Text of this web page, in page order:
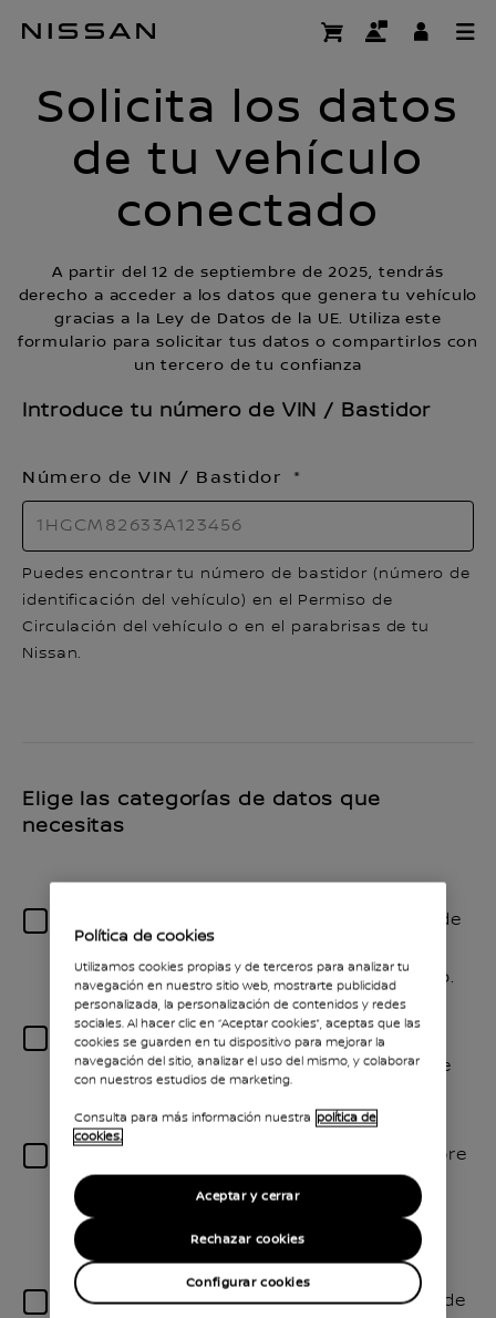
principal
Solicita los
Solicita los datos
de tu vehículo
conectado
A partir del 12 de septiembre de 2025, tendrás
derecho a acceder a los datos que genera tu vehículo
gracias a la Ley de Datos de la UE. Utiliza este
formulario para solicitar tus datos o compartirlos con
un tercero de tu confianza
Introduce tu número de VIN / Bastidor
Número de VIN / Bastidor
Puedes encontrar tu número de bastidor (número de
identificación del vehículo) en el Permiso de
Circulación del vehículo o en el parabrisas de tu
Nissan.
Elige las categorías de datos que
necesitas
Los datos de viaje y el comportamiento de
conducción registran la velocidad y los
ajustes del control de crucero adaptativo.
Combustible: cantidad restante de
combustible en el tanque de combustible
Batería y carga se refiere a los datos sobre
el estado de la batería de un vehículo
eléctrico, el nivel de carga, el historial de
carga y el uso de energía.
Accidentes y alertas se refiere al estado de
Política de cookies
Utilizamos cookies propias y de terceros para analizar tu
navegación en nuestro sitio web, mostrarte publicidad
personalizada, la personalización de contenidos y redes
sociales. Al hacer clic en “Aceptar cookies”, aceptas que las
cookies se guarden en tu dispositivo para mejorar la
navegación del sitio, analizar el uso del mismo, y colaborar
con nuestros estudios de marketing.
Consulta para más información nuestra política de
cookies.
Rechazar cookies
Aceptar y cerrar
Configurar cookies